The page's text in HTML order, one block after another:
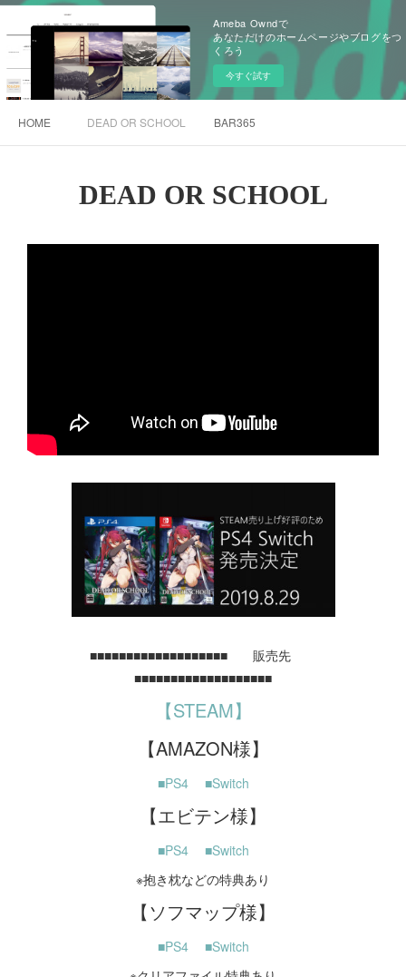
Ameba Owndで
あなただけのホームページやブログをつ
くろう
今すぐ試す
HOME DEAD OR SCHOOL BAR365
DEAD OR SCHOOL
■■■■■■■■■■■■■■■■■■■ 販売先
■■■■■■■■■■■■■■■■■■■
【STEAM】
【AMAZON様】
■PS4 ■Switch
【エビテン様】
■PS4
■Switch
※抱き枕などの特典あり
【ソフマップ様】
■PS4
■Switch